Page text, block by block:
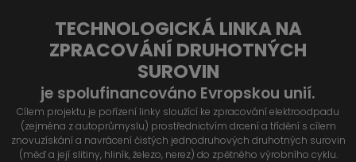
TECHNOLOGICKÁ LINKA NA
ZPRACOVÁNÍ DRUHOTNÝCH
SUROVIN
je spolufinancováno Evropskou unií.
Cílem projektu je pořízení linky sloužící ke zpracování elektroodpadu
(zejména z autoprůmyslu) prostřednictvím drcení a třídění s cílem
znovuzískání a navrácení čistých jednodruhových druhotných surovin
(měď a její slitiny, hliník, železo, nerez) do zpětného výrobního cyklu.